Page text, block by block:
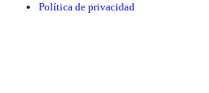
Política de privacidad